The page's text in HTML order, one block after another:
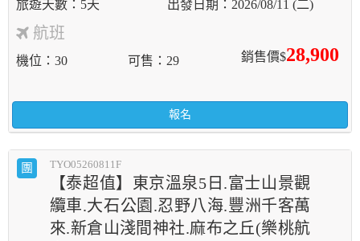
5天 2026/08/11 (二)
航班
銷售價$28,900
機位 30 可售 29
報名
團 TYO05260811F
【泰超值】東京溫泉5日.富士山景觀
纜車.大石公園.忍野八海.豐洲千客萬
來.新倉山淺間神社.麻布之丘(樂桃航